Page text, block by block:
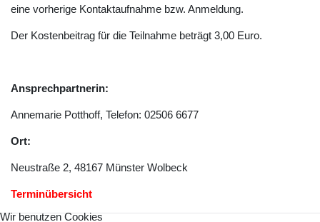
eine vorherige Kontaktaufnahme bzw. Anmeldung.
Der Kostenbeitrag für die Teilnahme beträgt 3,00 Euro.
Ansprechpartnerin:
Annemarie Potthoff, Telefon: 02506 6677
Ort:
Neustraße 2, 48167 Münster Wolbeck
Terminübersicht
Wir benutzen Cookies